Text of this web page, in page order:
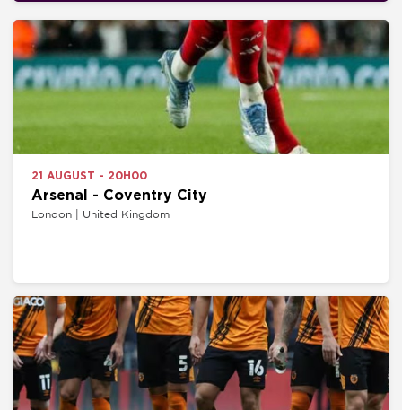
21 AUGUST - 20H00
Arsenal - Coventry City
London | United Kingdom